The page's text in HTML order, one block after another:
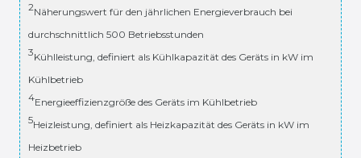
2Näherungswert für den jährlichen Energieverbrauch bei
durchschnittlich 500 Betriebsstunden
3Kühlleistung, definiert als Kühlkapazität des Geräts in kW im
Kühlbetrieb
4Energieeffizienzgröße des Geräts im Kühlbetrieb
5Heizleistung, definiert als Heizkapazität des Geräts in kW im
Heizbetrieb